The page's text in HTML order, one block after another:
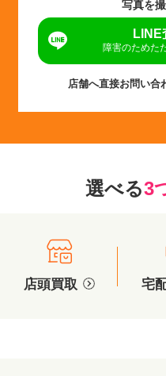
写真を
LINE
障害のためた
店舗へ直接お問い合
選べる3
店頭買取 宅